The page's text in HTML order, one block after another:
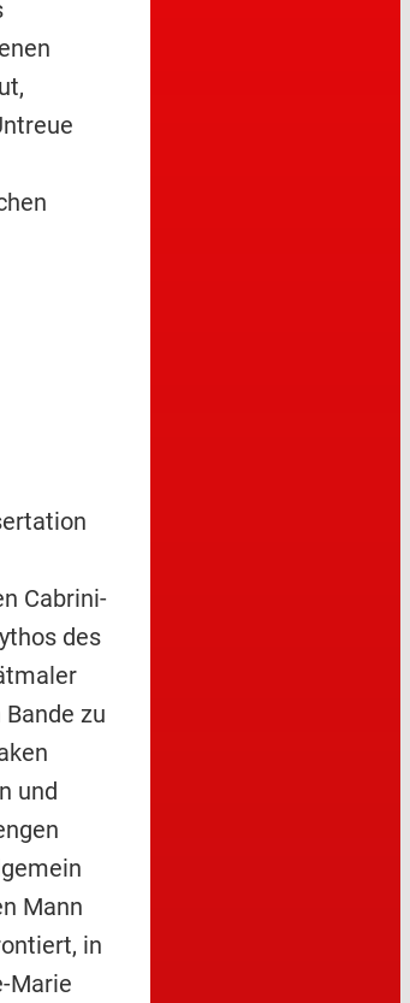
Cabrini-
des
zu
und
Mann
in
Marie